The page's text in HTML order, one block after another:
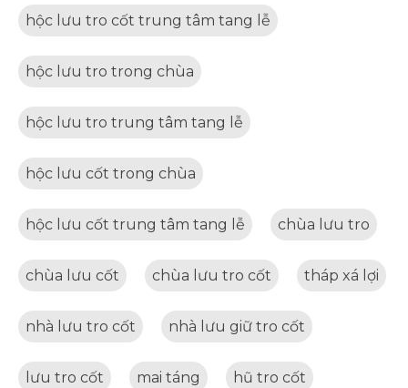
hộc lưu tro cốt trung tâm tang lễ
hộc lưu tro trong chùa
hộc lưu tro trung tâm tang lễ
hộc lưu cốt trong chùa
hộc lưu cốt trung tâm tang lễ chùa lưu tro
chùa lưu cốt chùa lưu tro cốt tháp xá lợi
nhà lưu tro cốt nhà lưu giữ tro cốt
lưu tro cốt mai táng hũ tro cốt